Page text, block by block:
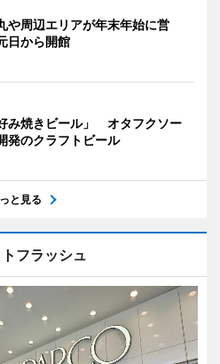
や周辺エリアが年末年始に営
から開館
み焼きビール」 オタフクソー
発のクラフトビール
と見る
フラッシュ